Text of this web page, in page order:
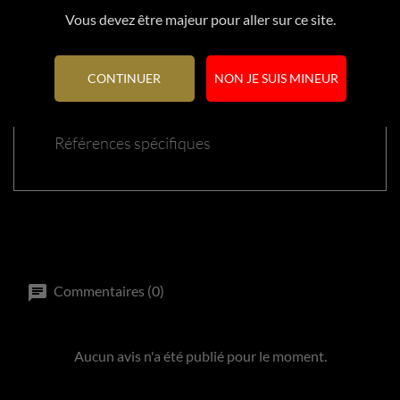
Vous devez être majeur pour aller sur ce site.
CONTINUER NON JE SUIS MINEUR
Référence
En stock
Références spécifiques
Commentaires (0)
Aucun avis n'a été publié pour le moment.